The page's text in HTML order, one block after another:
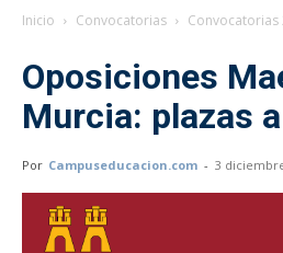
Inicio Convocatorias Convocatorias
Oposiciones
Murcia: plazas
Por Campuseducacion.com - 3